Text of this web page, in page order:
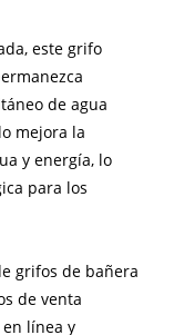
este grifo
de agua
mejora la
y energía, lo
para los
grifos de bañera
de venta
línea y